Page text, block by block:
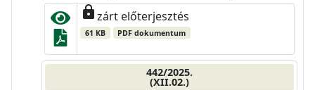
lockzárt előterjesztés
61 KB PDF dokumentum
442/2025.
(XII.02.)